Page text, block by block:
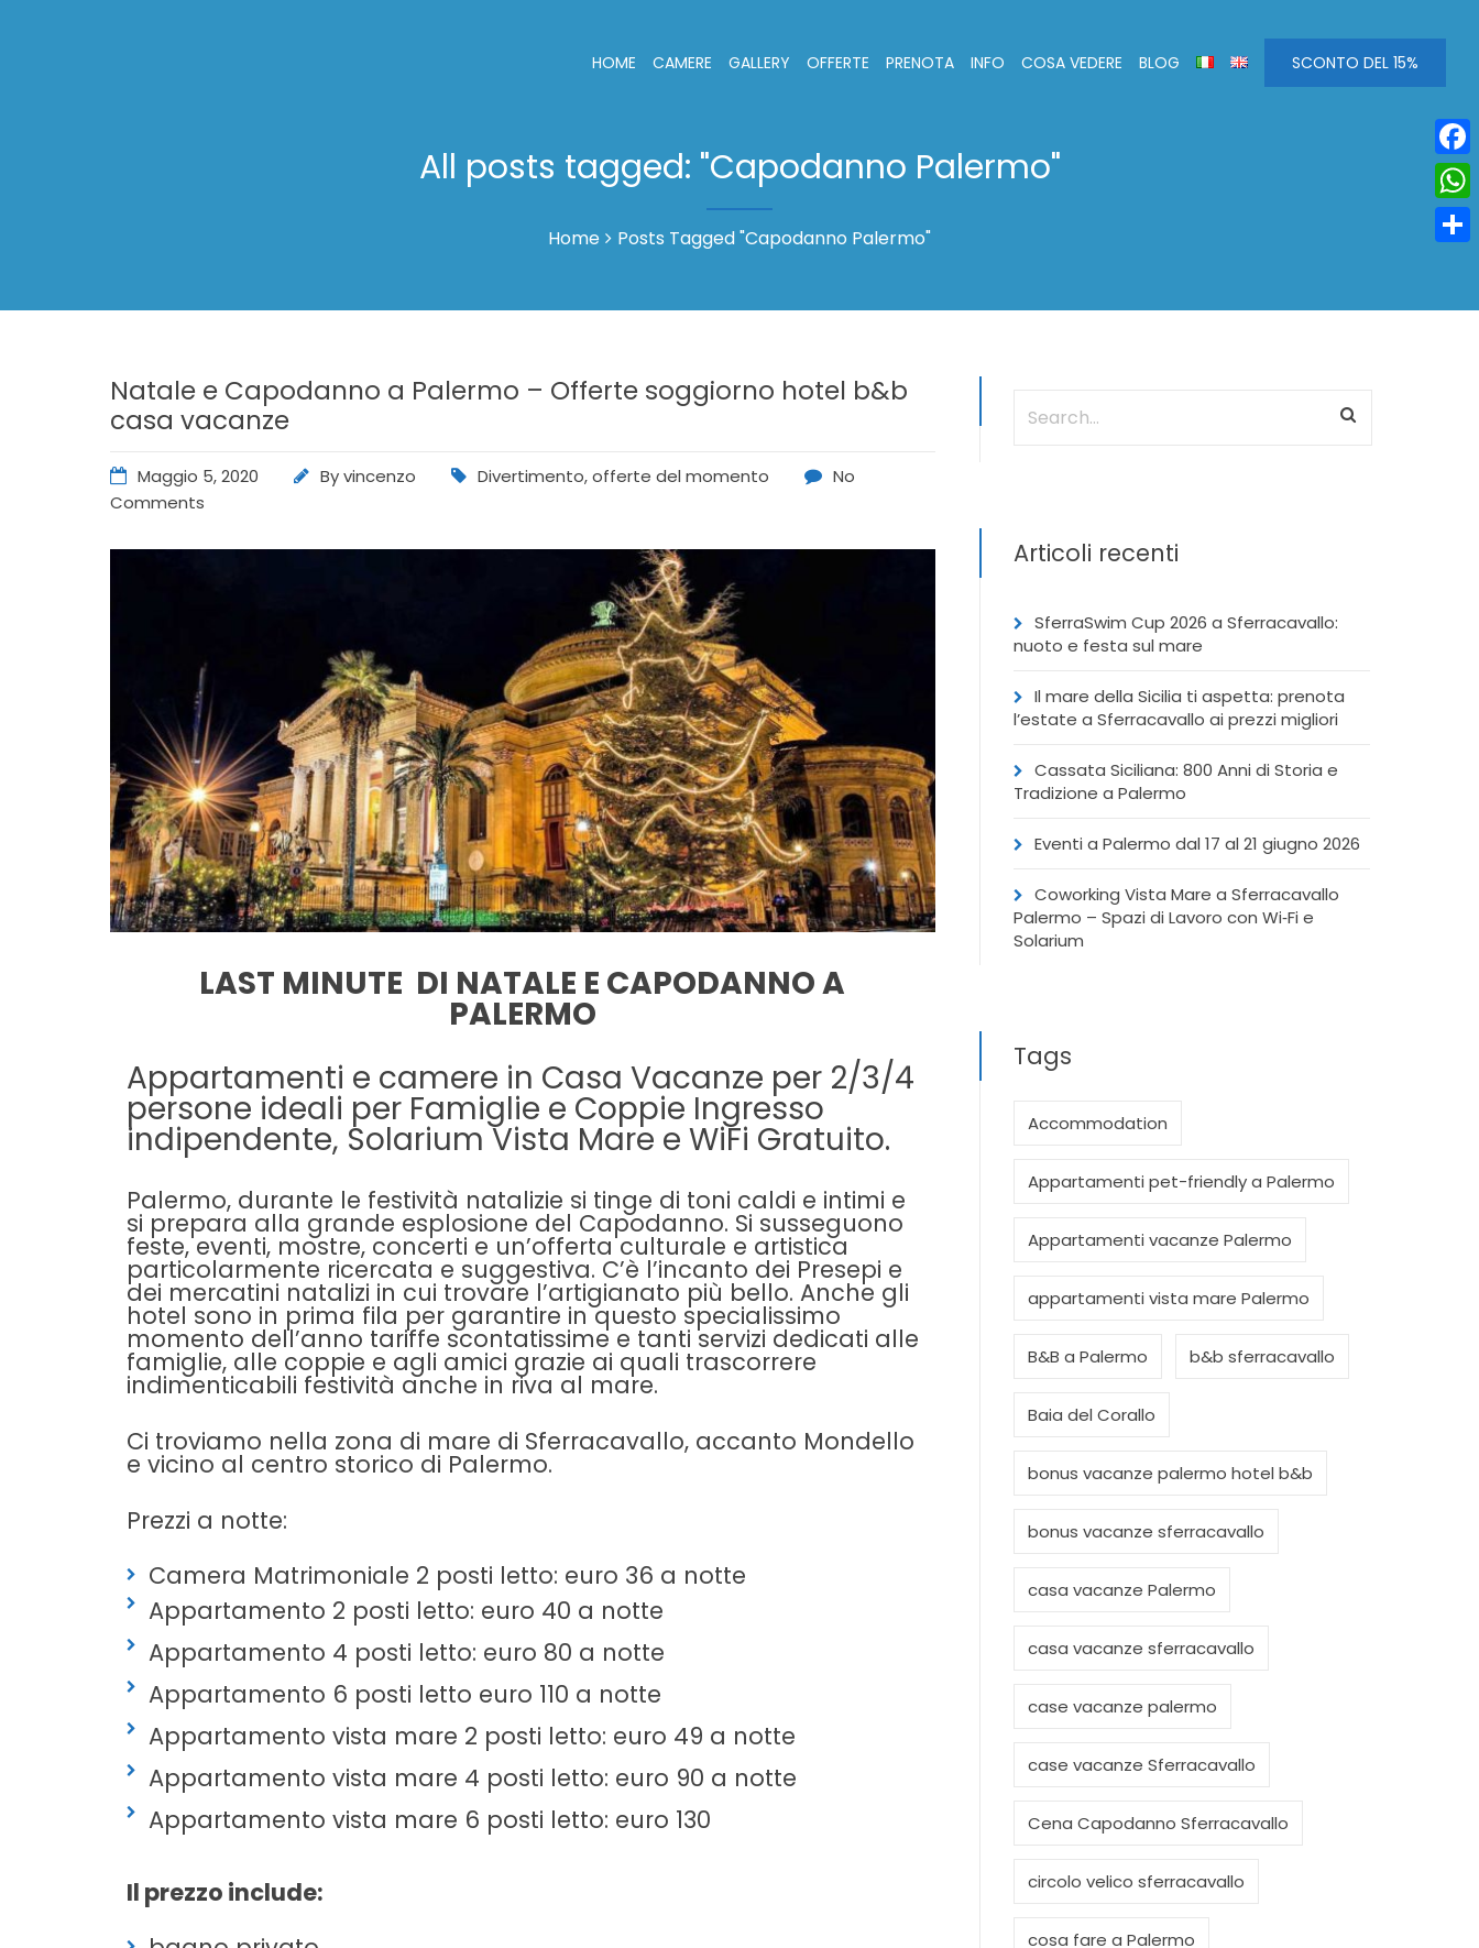
HOME CAMERE GALLERY OFFERTE PRENOTA INFO COSA VEDERE BLOG SCONTO DEL 15%
All posts tagged: "Capodanno Palermo"
Home Posts Tagged "Capodanno Palermo"
Natale e Capodanno a Palermo – Offerte soggiorno hotel b&b
casa vacanze
Maggio 5, 2020 Byvincenzo Divertimento,offerte del momento
No
Comments
LAST MINUTE DI NATALE E CAPODANNO A
PALERMO
Appartamenti e camere in Casa Vacanze per 2/3/4
persone ideali per Famiglie e Coppie Ingresso
indipendente, Solarium Vista Mare e WiFi Gratuito.
Palermo, durante le festività natalizie si tinge di toni caldi e intimi e
si prepara alla grande esplosione del Capodanno. Si susseguono
feste, eventi, mostre, concerti e un’offerta culturale e artistica
particolarmente ricercata e suggestiva. C’è l’incanto dei Presepi e
dei mercatini natalizi in cui trovare l’artigianato più bello. Anche gli
hotel sono in prima fila per garantire in questo specialissimo
momento dell’anno tariffe scontatissime e tanti servizi dedicati alle
famiglie, alle coppie e agli amici grazie ai quali trascorrere
indimenticabili festività anche in riva al mare.
Ci troviamo nella zona di mare di Sferracavallo, accanto Mondello
e vicino al centro storico di Palermo.
Prezzi a notte:
Camera Matrimoniale 2 posti letto: euro 36 a notte
Appartamento 2 posti letto: euro 40 a notte
Appartamento 4 posti letto: euro 80 a notte
Appartamento 6 posti letto euro 110 a notte
Appartamento vista mare 2 posti letto: euro 49 a notte
Appartamento vista mare 4 posti letto: euro 90 a notte
Appartamento vista mare 6 posti letto: euro 130
Il prezzo include:
Articoli recenti
SferraSwim Cup 2026 a Sferracavallo:
nuoto e festa sul mare
Il mare della Sicilia ti aspetta: prenota
l’estate a Sferracavallo ai prezzi migliori
Cassata Siciliana: 800 Anni di Storia e
Tradizione a Palermo
Eventi a Palermo dal 17 al 21 giugno 2026
Coworking Vista Mare a Sferracavallo
Palermo – Spazi di Lavoro con Wi‑Fi e
Solarium
Tags
Accommodation
Appartamenti pet-friendly a Palermo
Appartamenti vacanze Palermo
appartamenti vista mare Palermo
B&B a Palermo b&b sferracavallo
Baia del Corallo
bonus vacanze palermo hotel b&b
bonus vacanze sferracavallo
casa vacanze Palermo
casa vacanze sferracavallo
case vacanze palermo
case vacanze Sferracavallo
Cena Capodanno Sferracavallo
circolo velico sferracavallo
cosa fare a Palermo